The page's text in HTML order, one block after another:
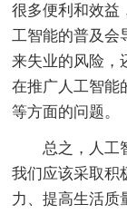
很多便利和效益
工智能的普及会
来失业的风险，
在推广人工智能
等方面的问题。
总之，人工智
我们应该采取积
力、提高生活质